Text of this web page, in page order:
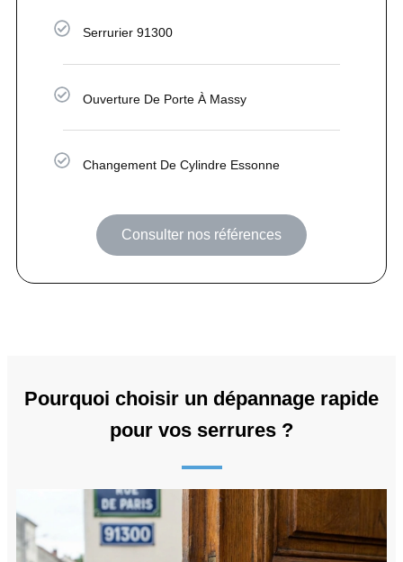
Serrurier 91300
Ouverture De Porte À Massy
Changement De Cylindre Essonne
Consulter nos références
Pourquoi choisir un dépannage rapide
pour vos serrures ?